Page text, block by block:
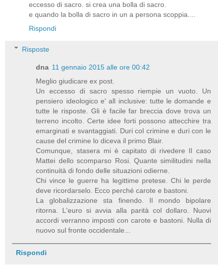
eccesso di sacro. si crea una bolla di sacro.
e quando la bolla di sacro in un a persona scoppia....
Rispondi
Risposte
dna 11 gennaio 2015 alle ore 00:42
Meglio giudicare ex post.
Un eccesso di sacro spesso riempie un vuoto. Un
pensiero ideologico e' all inclusive: tutte le domande e
tutte le risposte. Gli è facile far breccia dove trova un
terreno incolto. Certe idee forti possono attecchire tra
emarginati e svantaggiati. Duri col crimine e duri con le
cause del crimine lo diceva il primo Blair.
Comunque, stasera mi è capitato di rivedere Il caso
Mattei dello scomparso Rosi. Quante similitudini nella
continuità di fondo delle situazioni odierne.
Chi vince le guerre ha legittime pretese. Chi le perde
deve ricordarselo. Ecco perché carote e bastoni.
La globalizzazione sta finendo. Il mondo bipolare
ritorna. L'euro si avvia alla parità col dollaro. Nuovi
accordi verranno imposti con carote e bastoni. Nulla di
nuovo sul fronte occidentale...
Rispondi